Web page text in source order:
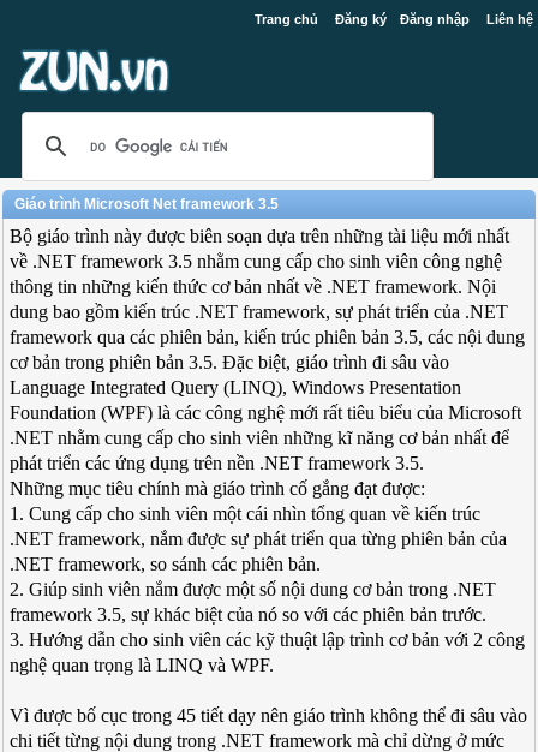
Trang chủ Đăng ký Đăng nhập Liên hệ
Giáo trình Microsoft Net framework 3.5
Bộ giáo trình này được biên soạn dựa trên những tài liệu mới nhất
về .NET framework 3.5 nhằm cung cấp cho sinh viên công nghệ
thông tin những kiến thức cơ bản nhất về .NET framework. Nội
dung bao gồm kiến trúc .NET framework, sự phát triển của .NET
framework qua các phiên bản, kiến trúc phiên bản 3.5, các nội dung
cơ bản trong phiên bản 3.5. Đặc biệt, giáo trình đi sâu vào
Language Integrated Query (LINQ), Windows Presentation
Foundation (WPF) là các công nghệ mới rất tiêu biểu của Microsoft
.NET nhằm cung cấp cho sinh viên những kĩ năng cơ bản nhất để
phát triển các ứng dụng trên nền .NET framework 3.5.
Những mục tiêu chính mà giáo trình cố gắng đạt được:
1. Cung cấp cho sinh viên một cái nhìn tổng quan về kiến trúc
.NET framework, nắm được sự phát triển qua từng phiên bản của
.NET framework, so sánh các phiên bản.
2. Giúp sinh viên nắm được một số nội dung cơ bản trong .NET
framework 3.5, sự khác biệt của nó so với các phiên bản trước.
3. Hướng dẫn cho sinh viên các kỹ thuật lập trình cơ bản với 2 công
nghệ quan trọng là LINQ và WPF.
Vì được bố cục trong 45 tiết dạy nên giáo trình không thể đi sâu vào
chi tiết từng nội dung trong .NET framework mà chỉ dừng ở mức